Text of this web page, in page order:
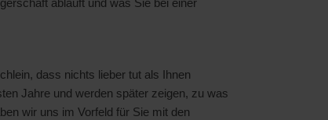
abläuft und was Sie bei einer
dass nichts lieber tut als Ihnen
Jahre und werden später zeigen, zu was
wir uns im Vorfeld für Sie mit den